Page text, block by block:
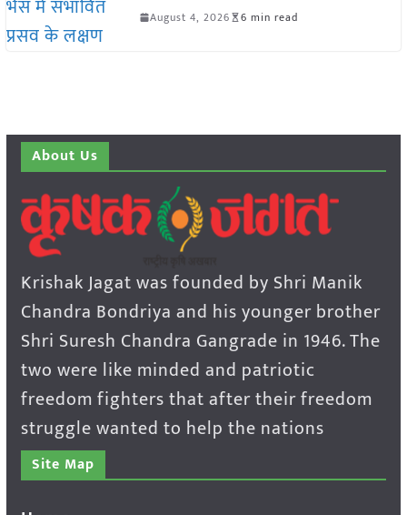
August 4, 2026 6 min read
About Us
Krishak Jagat was founded by Shri Manik
Chandra Bondriya and his younger brother
Shri Suresh Chandra Gangrade in 1946. The
two were like minded and patriotic
freedom fighters that after their freedom
struggle wanted to help the nations
Site Map